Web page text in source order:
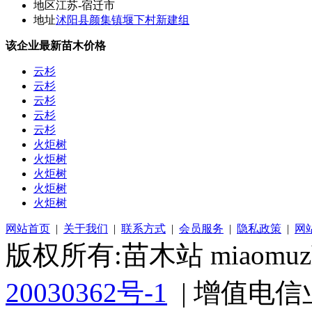
地区江苏-宿迁市
地址沭阳县颜集镇堰下村新建组
该企业最新苗木价格
云杉
云杉
云杉
云杉
云杉
火炬树
火炬树
火炬树
火炬树
火炬树
网站首页 | 关于我们 | 联系方式 | 会员服务 | 隐私政策 | 网
版权所有:苗木站
20030362号-1 | 增值电